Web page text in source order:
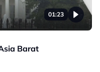
01:23
Barat